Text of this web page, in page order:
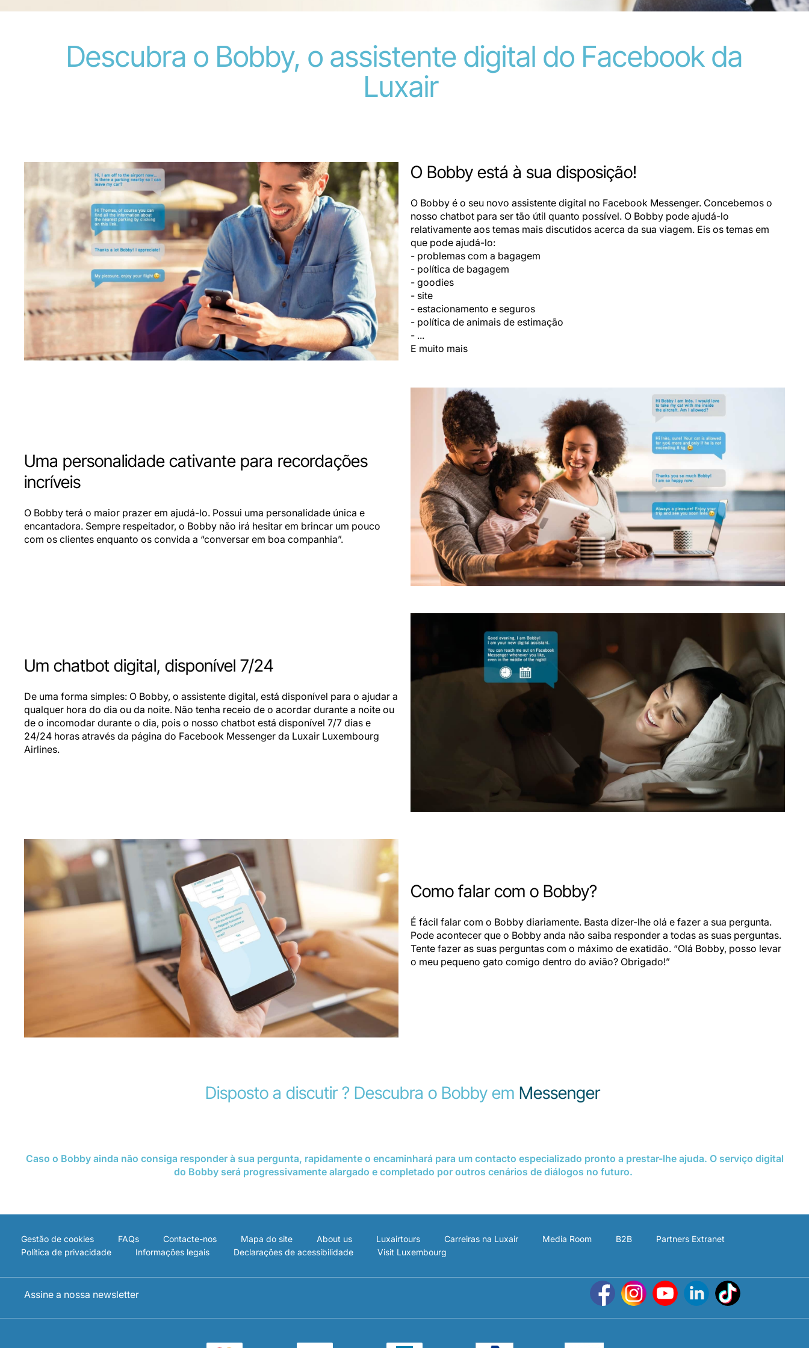
Descubra o Bobby, o assistente digital do Facebook da
Luxair
O Bobby está à sua disposição!
O Bobby é o seu novo assistente digital no Facebook Messenger. Concebemos o
nosso chatbot para ser tão útil quanto possível. O Bobby pode ajudá-lo
relativamente aos temas mais discutidos acerca da sua viagem. Eis os temas em
que pode ajudá-lo:
- problemas com a bagagem
- política de bagagem
- goodies
- site
- estacionamento e seguros
- política de animais de estimação
- ...
E muito mais
Uma personalidade cativante para recordações
incríveis
O Bobby terá o maior prazer em ajudá-lo. Possui uma personalidade única e
encantadora. Sempre respeitador, o Bobby não irá hesitar em brincar um pouco
com os clientes enquanto os convida a “conversar em boa companhia”.
Um chatbot digital, disponível 7/24
De uma forma simples: O Bobby, o assistente digital, está disponível para o ajudar a
qualquer hora do dia ou da noite. Não tenha receio de o acordar durante a noite ou
de o incomodar durante o dia, pois o nosso chatbot está disponível 7/7 dias e
24/24 horas através da página do Facebook Messenger da Luxair Luxembourg
Airlines.
Como falar com o Bobby?
É fácil falar com o Bobby diariamente. Basta dizer-lhe olá e fazer a sua pergunta.
Pode acontecer que o Bobby anda não saiba responder a todas as suas perguntas.
Tente fazer as suas perguntas com o máximo de exatidão. “Olá Bobby, posso levar
o meu pequeno gato comigo dentro do avião? Obrigado!”
Disposto a discutir? Descubra o Bobby em Messenger
Caso o Bobby ainda não consiga responder à sua pergunta, rapidamente o encaminhará para um contacto especializado pronto a prestar-lhe ajuda. O serviço digital
do Bobby será progressivamente alargado e completado por outros cenários de diálogos no futuro.
Gestão de cookies FAQs Contacte-nos Mapa do site About us Luxairtours Carreiras na Luxair Media Room B2B
Partners Extranet
Política de privacidade
Informações legais Declarações de acessibilidade Visit Luxembourg
Assine a nossa newsletter